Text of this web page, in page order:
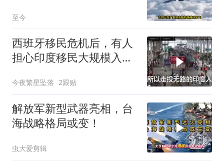
至今
西班牙移民危机后，有人
担心印度移民大规模入侵
今夜繁星坠落 2跟贴
解放军新型武器亮相，台
海战略格局或变！
虫大爱剪辑